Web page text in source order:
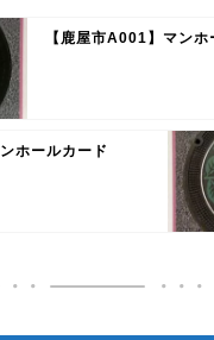
【鹿屋市A001】マンホ
ホールカード